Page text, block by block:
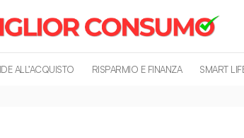
ALL’ACQUISTO RISPARMIO E FINANZA SMART